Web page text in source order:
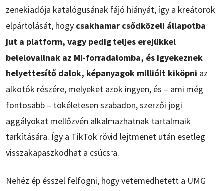
zenekiadója katalógusának fájó hiányát, így a kreátorok
elpártolását, hogy csakhamar csődközeli állapotba
jut a platform, vagy pedig teljes erejükkel
belelovallnak az MI-forradalomba, és igyekeznek
helyettesítő dalok, képanyagok millióit kiköpni az
alkotók részére, melyeket azok ingyen, és – ami még
fontosabb – tökéletesen szabadon, szerzői jogi
aggályokat mellőzvén alkalmazhatnak tartalmaik
tarkítására. Így a TikTok rövid lejtmenet után esetleg
visszakapaszkodhat a csúcsra.
Nehéz ép ésszel felfogni, hogy vetemedhetett a UMG